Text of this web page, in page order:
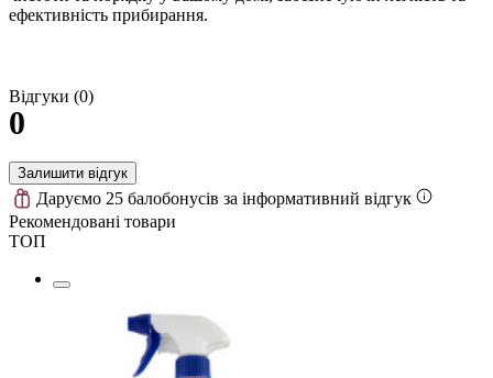
ефективність прибирання.
Відгуки (0)
0
Залишити відгук
Даруємо 25 балобонусів за інформативний відгук
Рекомендовані товари
ТОП